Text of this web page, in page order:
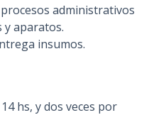
administrativos
y aparatos.
insumos.
hs, y dos veces por